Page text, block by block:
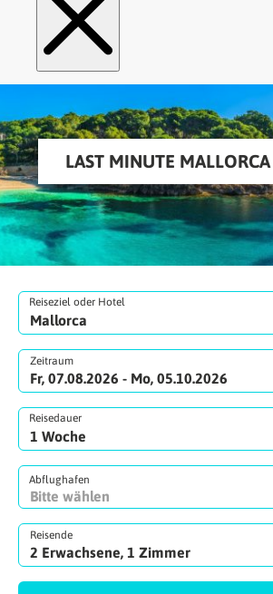
LAST MINUTE
Reiseziel oder Hotel
Zeitraum
Fr, 07.08.2026 - Mo, 05.10.2026
Reisedauer
Abflughafen
Reisende
2 Erwachsene, 1 Zimmer